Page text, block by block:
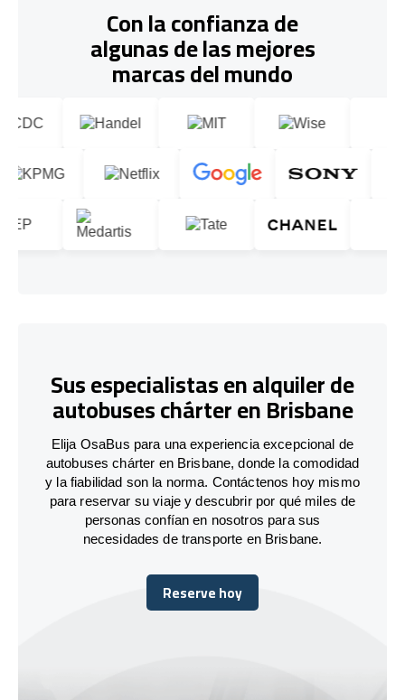
Con la confianza de
algunas de las mejores
marcas del mundo
Sus especialistas en alquiler de
autobuses chárter en Brisbane
Elija OsaBus para una experiencia excepcional de
autobuses chárter en Brisbane, donde la comodidad
y la fiabilidad son la norma. Contáctenos hoy mismo
para reservar su viaje y descubrir por qué miles de
personas confían en nosotros para sus
necesidades de transporte en Brisbane.
Reserve hoy
Reserve hoy